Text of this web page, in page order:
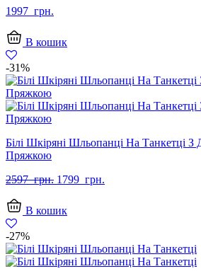
1997 грн.
В кошик
-31%
Білі Шкіряні Шльопанці На Танкетці З
Пряжкою
2597 грн. Оригінальна
грн..
1799 грн.
В кошик
-27%